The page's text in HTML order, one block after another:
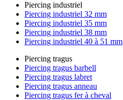
Piercing industriel
Piercing industriel 32 mm
Piercing industriel 35 mm
Piercing industriel 38 mm
Piercing industriel 40 à 51 mm
Piercing tragus
Piercing tragus barbell
Piercing tragus labret
Piercing tragus anneau
Piercing tragus fer à cheval